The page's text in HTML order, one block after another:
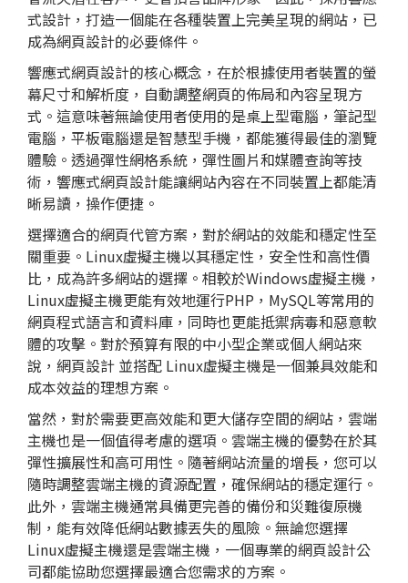
式設計，打造一個能在各種裝置上完美呈現的網站，已
成為網頁設計的必要條件。
響應式網頁設計的核心概念，在於根據使用者裝置的螢
幕尺寸和解析度，自動調整網頁的佈局和內容呈現方
式。這意味著無論使用者使用的是桌上型電腦，筆記型
電腦，平板電腦還是智慧型手機，都能獲得最佳的瀏覽
體驗。透過彈性網格系統，彈性圖片和媒體查詢等技
術，響應式網頁設計能讓網站內容在不同裝置上都能清
晰易讀，操作便捷。
選擇適合的網頁代管方案，對於網站的效能和穩定性至
關重要。Linux虛擬主機以其穩定性，安全性和高性價
比，成為許多網站的選擇。相較於Windows虛擬主機，
Linux虛擬主機更能有效地運行PHP，MySQL等常用的
網頁程式語言和資料庫，同時也更能抵禦病毒和惡意軟
體的攻擊。對於預算有限的中小型企業或個人網站來
說， 網頁設計 並搭配 Linux虛擬主機是一個兼具效能和
成本效益的理想方案。
當然，對於需要更高效能和更大儲存空間的網站，雲端
主機也是一個值得考慮的選項。雲端主機的優勢在於其
彈性擴展性和高可用性。隨著網站流量的增長，您可以
隨時調整雲端主機的資源配置，確保網站的穩定運行。
此外，雲端主機通常具備更完善的備份和災難復原機
制，能有效降低網站數據丟失的風險。無論您選擇
Linux虛擬主機還是雲端主機，一個專業的網頁設計公
司都能協助您選擇最適合您需求的方案。